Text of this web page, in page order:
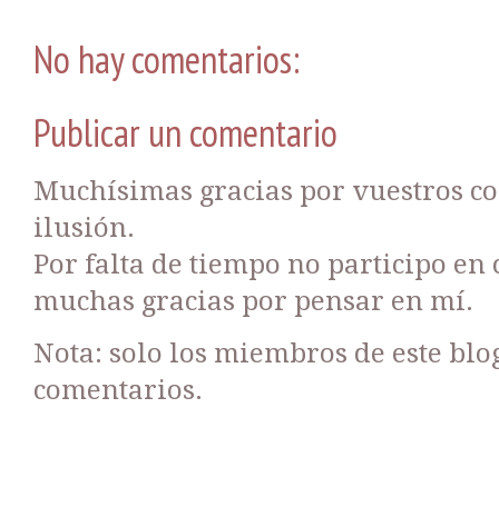
No hay comentarios:
Publicar un comentario
Muchísimas gracias por vuestros
ilusión.
Por falta de tiempo no participo en
muchas gracias por pensar en mí.
Nota: solo los miembros de este
comentarios.